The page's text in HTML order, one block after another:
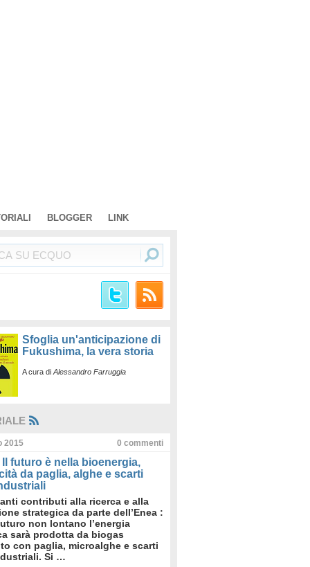
BLOGGER LINK
Sfoglia un'anticipazione di
Fukushima, la vera storia
A cura di Alessandro Farruggia
2015 0 commenti
Il futuro è nella bioenergia,
da paglia, alghe e scarti
contributi alla ricerca e alla
strategica da parte dell’Enea :
non lontano l’energia
sarà prodotta da biogas
con paglia, microalghe e scarti
Si …